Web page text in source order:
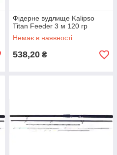
Фідерне вудлище Kalipso
Titan Feeder 3 м 120 гр
Немає в наявності
538,20 ₴